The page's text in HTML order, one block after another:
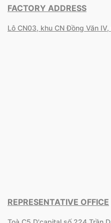
FACTORY ADDRESS
Lô CN03, khu CN Đồng Văn
REPRESENTATIVE OFFICE